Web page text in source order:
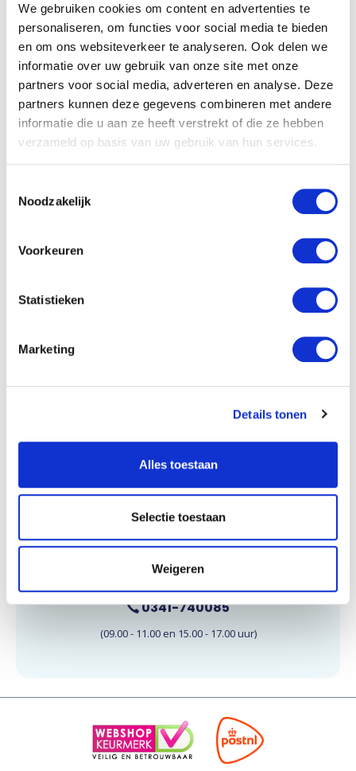
We gebruiken cookies om content en advertenties te
personaliseren, om functies voor social media te bieden
en om ons websiteverkeer te analyseren. Ook delen we
informatie over uw gebruik van onze site met onze
partners voor social media, adverteren en analyse. Deze
partners kunnen deze gegevens combineren met andere
informatie die u aan ze heeft verstrekt of die ze hebben
verzameld op basis van uw gebruik van hun services.
Noodzakelijk
Voorkeuren
Statistieken
Marketing
Details tonen
Alles toestaan
Selectie toestaan
Weigeren
Omschrijving
Omschrijving
Klantenservice
0341-740085
(09.00 - 11.00 en 15.00 - 17.00 uur)